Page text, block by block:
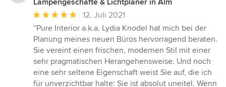
Durchschnittliche
Bewertung:
5
von
5
Sternen
12. Juli 2021
“Pure Interior a.k.a. Lydia Knodel hat mich bei der
Planung meines neuen Büros hervorragend beraten.
Sie vereint einen frischen, modernen Stil mit einer
sehr pragmatischen Herangehensweise. Und noch
eine sehr seltene Eigenschaft weist Sie auf, die ich
für unverzichtbar halte: Sie ist absolut uneitel. Wenn